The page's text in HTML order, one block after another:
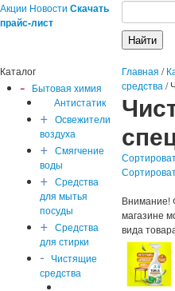
Акции Новости Скачать
прайс-лист
Каталог
- Бытовая химия
Антистатик
+ Освежители
воздуха
+ Смягчение
воды
+ Средства
для мытья
посуды
+ Средства
для стирки
- Чистящие
средства
Главная /
средства /
Внимание!
магазине
вида